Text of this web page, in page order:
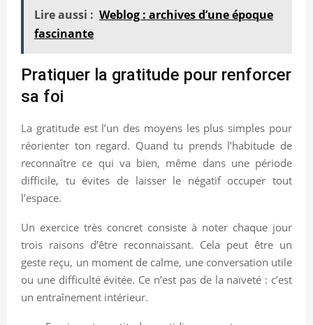
Lire aussi : Weblog : archives d’une époque
fascinante
Pratiquer la gratitude pour renforcer
sa foi
La gratitude est l’un des moyens les plus simples pour
réorienter ton regard. Quand tu prends l’habitude de
reconnaître ce qui va bien, même dans une période
difficile, tu évites de laisser le négatif occuper tout
l’espace.
Un exercice très concret consiste à noter chaque jour
trois raisons d’être reconnaissant. Cela peut être un
geste reçu, un moment de calme, une conversation utile
ou une difficulté évitée. Ce n’est pas de la naïveté : c’est
un entraînement intérieur.